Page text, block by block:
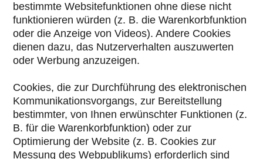
bestimmte Websitefunktionen ohne diese nicht
funktionieren würden (z. B. die Warenkorbfunktion
oder die Anzeige von Videos). Andere Cookies
dienen dazu, das Nutzerverhalten auszuwerten
oder Werbung anzuzeigen.
Cookies, die zur Durchführung des elektronischen
Kommunikationsvorgangs, zur Bereitstellung
bestimmter, von Ihnen erwünschter Funktionen (z.
B. für die Warenkorbfunktion) oder zur
Optimierung der Website (z. B. Cookies zur
Messung des Webpublikums) erforderlich sind